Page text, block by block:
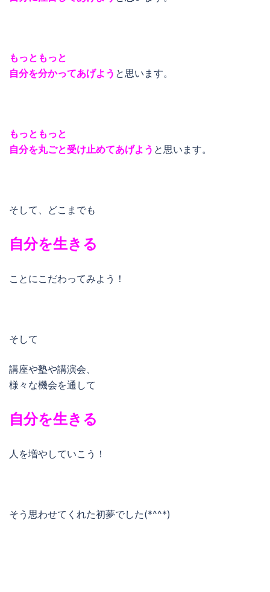
もっともっと
自分を分かってあげよう と思います。
もっともっと
自分を丸ごと受け止めてあげよう と思います。
そして、どこまでも
自分を生きる
ことにこだわってみよう！
そして
講座や塾や講演会、
様々な機会を通して
自分を生きる
人を増やしていこう！
そう思わせてくれた初夢でした(*^^*)